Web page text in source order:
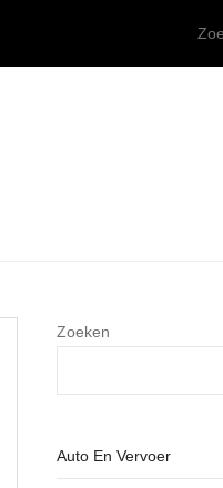
naar:
Zoeken
Auto En Vervoer